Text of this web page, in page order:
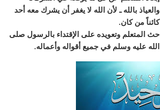
والعياذ بالله ـ لأن الله لا يغفر أن يشرك معه أحد
كائناً من كان.
حث المتعلم وتعويده على الإقتداء بالرسول صلى
الله عليه وسلم في جميع أقواله وأعماله.